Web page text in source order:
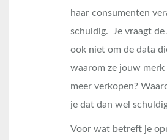
haar consumenten
schuldig. Je vraagt
ook niet om de data
waarom ze jouw merk
meer verkopen?
je dat dan wel
Voor wat betreft je